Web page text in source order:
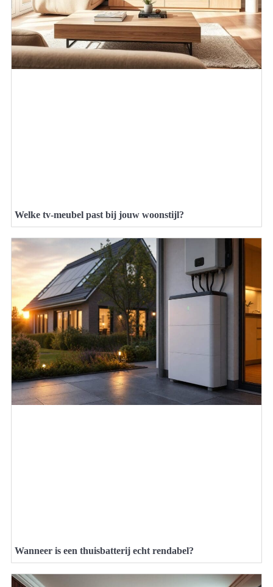
Welke tv-meubel past bij jouw woonstijl?
Wanneer is een thuisbatterij echt rendabel?